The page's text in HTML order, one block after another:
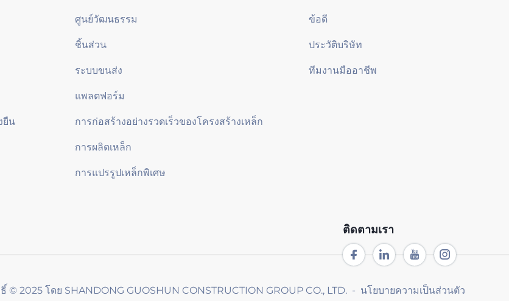
ยืน
ศูนย์วัฒนธรรม
ชิ้นส่วน
ระบบขนส่ง
แพลตฟอร์ม
การก่อสร้างอย่างรวดเร็วของโครงสร้างเหล็ก
การผลิตเหล็ก
การแปรรูปเหล็กพิเศษ
ข้อดี
ประวัติบริษัท
ทีมงานมืออาชีพ
ติดตามเรา
© 2025 โดย SHANDONG GUOSHUN CONSTRUCTION GROUP CO., LTD. - นโยบายความเป็นส่วนตัว